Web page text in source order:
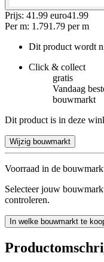
Prijs: 41.99 euro41 .99
Per m: 1.791.79 per m
Dit product wordt
Click & collect
gratis
Vandaag
bouwmarkt
Dit product is in deze
Wijzig bouwmarkt
Voorraad in de
Selecteer jouw
controleren.
In welke bouwmarkt te